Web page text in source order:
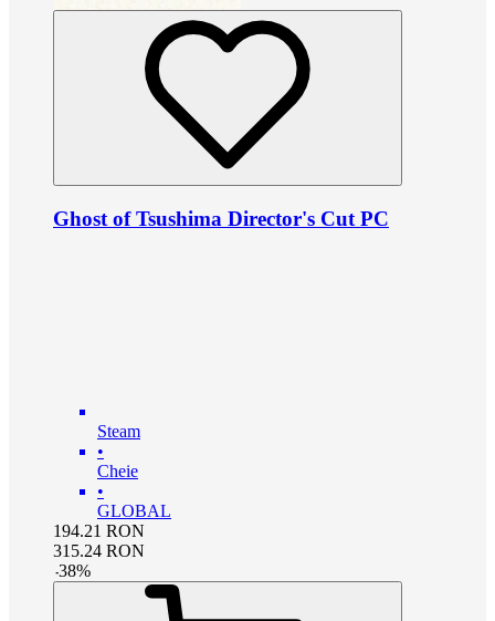
Ghost of Tsushima Director's Cut PC
Steam
•
Cheie
•
GLOBAL
194.21 RON
315.24 RON
-38%